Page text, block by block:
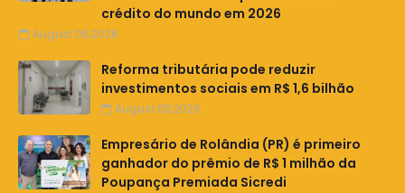
crédito do mundo em 2026
August 06,2026
Reforma tributária pode reduzir
investimentos sociais em R$ 1,6 bilhão
August 05,2026
Empresário de Rolândia (PR) é primeiro
ganhador do prêmio de R$ 1 milhão da
Poupança Premiada Sicredi